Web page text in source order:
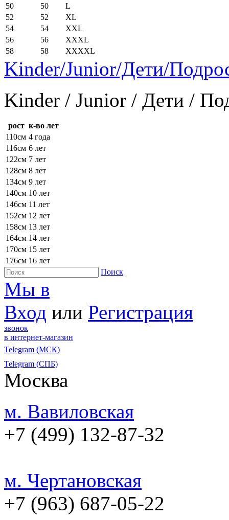
50
50
L
52
52
XL
54
54
XXL
56
56
XXXL
58
58 XXXXL
Kinder/Junior/Дети/
Kinder / Junior / Дети /
рост к-во лет
110см 4 года
116см 6 лет
122см 7 лет
128см 8 лет
134см 9 лет
140см 10 лет
146см 11 лет
152см 12 лет
158см 13 лет
164см 14 лет
170см 15 лет
176см 16 лет
Поиск
Мы в
Вход или Регистрация
звонок
в интернет-магазин
Telegram (МСК)
Telegram (СПБ)
Москва
м. Вавиловская
+7 (499) 132-87-32
м. Чертановская
+7 (963) 687-05-22